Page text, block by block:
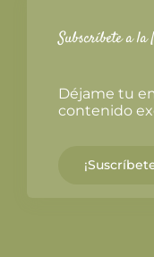
Subscríbete a la
Déjame tu
contenido